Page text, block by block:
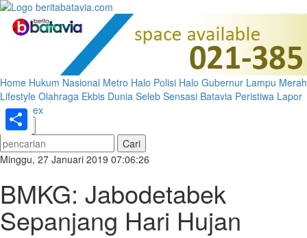
Home Hukum Nasional Metro Halo Polisi Halo Gubernur Lampu Merah
Lifestyle Olahraga Ekbis Dunia Seleb Sensasi Batavia Peristiwa Lapor
Pak Index
«
»
Minggu, 27 Januari 2019 07:06:26
BMKG: Jabodetabek
Sepanjang Hari Hujan
Share